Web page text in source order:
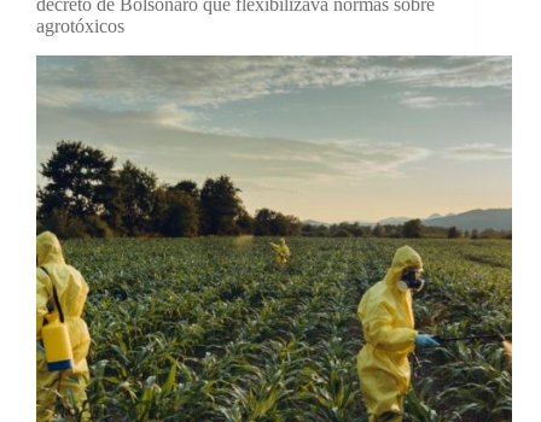
decreto de Bolsonaro que flexibilizava normas sobre
agrotóxicos